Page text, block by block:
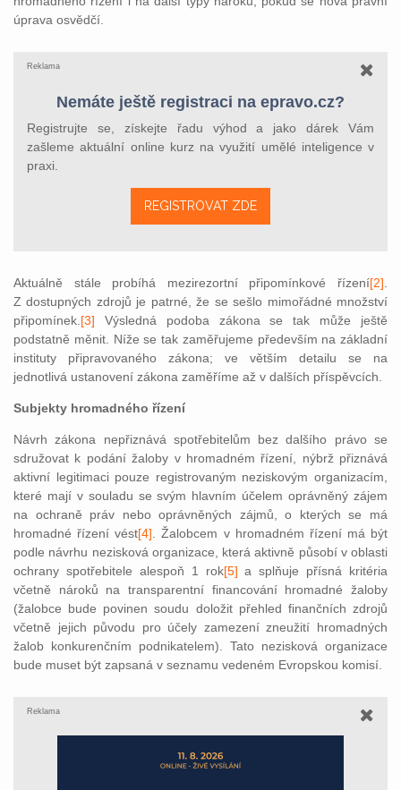
úprava osvědčí.
Reklama
Nemáte ještě registraci na epravo.cz?
Registrujte se, získejte řadu výhod a jako dárek Vám
zašleme aktuální online kurz na využití umělé inteligence v
praxi.
REGISTROVAT ZDE
Aktuálně stále probíhá mezirezortní připomínkové řízení[2]
Z dostupných zdrojů je patrné, že se sešlo mimořádné množství
připomínek. [3] Výsledná podoba zákona se tak může ještě
podstatně měnit. Níže se tak zaměřujeme především na základní
instituty připravovaného zákona; ve větším detailu se na
jednotlivá ustanovení zákona zaměříme až v dalších příspěvcích.
Subjekty hromadného řízení
Návrh zákona nepřiznává spotřebitelům bez dalšího právo se
sdružovat k podání žaloby v hromadném řízení, nýbrž přiznává
aktivní legitimaci pouze registrovaným neziskovým organizacím,
které mají v souladu se svým hlavním účelem oprávněný zájem
na ochraně práv nebo oprávněných zájmů, o kterých se má
hromadné řízení vést[4] . Žalobcem v hromadném řízení má být
podle návrhu nezisková organizace, která aktivně působí v oblasti
ochrany spotřebitele alespoň 1 rok[5] a splňuje přísná kritéria
včetně nároků na transparentní financování hromadné žaloby
(žalobce bude povinen soudu doložit přehled finančních zdrojů
včetně jejich původu pro účely zamezení zneužití hromadných
žalob konkurenčním podnikatelem). Tato nezisková organizace
bude muset být zapsaná v seznamu vedeném Evropskou komisí.
Reklama